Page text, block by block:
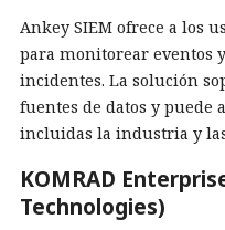
Ankey SIEM ofrece a los
para monitorear eventos
incidentes. La solución
fuentes de datos y puede
incluidas la industria y
KOMRAD
Technologies)